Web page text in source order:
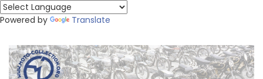
Powered by Translate